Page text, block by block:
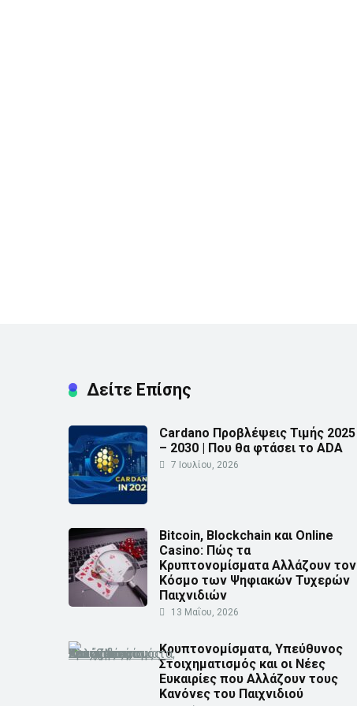
Δείτε Επίσης
Cardano Προβλέψεις Τιμής 2025
– 2030 | Που θα φτάσει το ADA
7 Ιουλίου, 2026
Bitcoin, Blockchain και Online
Casino: Πώς τα
Κρυπτονομίσματα Αλλάζουν τον
Κόσμο των Ψηφιακών Τυχερών
Παιχνιδιών
13 Μαΐου, 2026
Κρυπτονομίσματα, Υπεύθυνος
Στοιχηματισμός και οι Νέες
Ευκαιρίες που Αλλάζουν τους
Κανόνες του Παιχνιδιού